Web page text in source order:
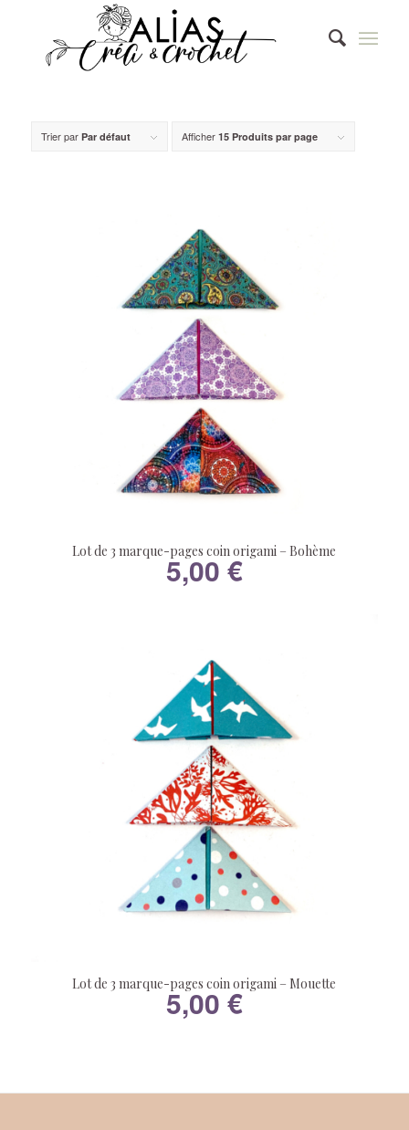
Trier par Par défaut Afficher 15 Produits par page
Lot de 3 marque-pages coin origami – Bohème
5,00 €
Lot de 3 marque-pages coin origami – Mouette
5,00 €